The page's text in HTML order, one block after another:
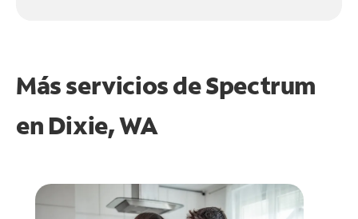
Más servicios de Spectrum
en Dixie, WA